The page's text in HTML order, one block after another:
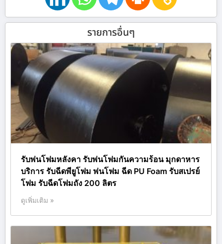
รายการอื่นๆ
รับพ่นโฟมหลังคา รับพ่นโฟมกันความร้อน มุกดาหาร
บริการ รับฉีดพียูโฟม พ่นโฟม ฉีด PU Foam รับสเปรย์
โฟม รับฉีดโฟมถัง 200 ลิตร
ดูเพิ่มเติม »